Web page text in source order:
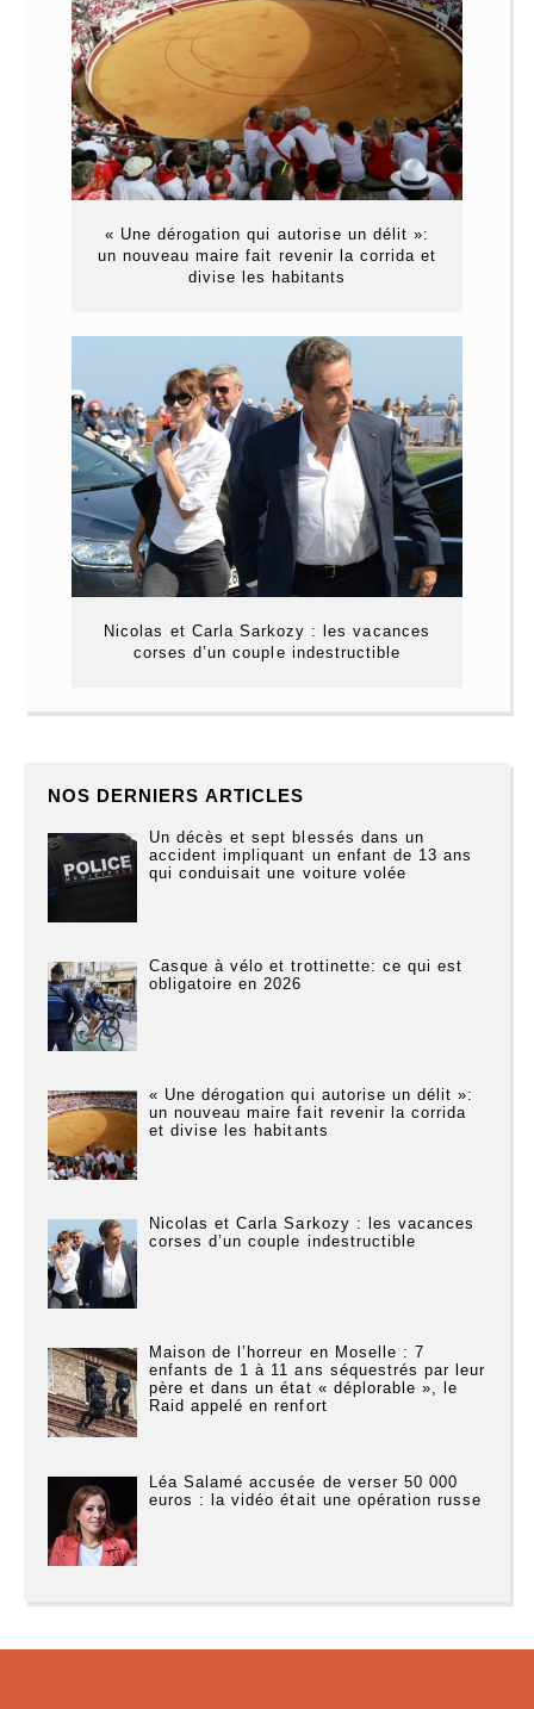
« Une dérogation qui autorise un délit »:
un nouveau maire fait revenir la corrida et
divise les habitants
Nicolas et Carla Sarkozy : les vacances
corses d’un couple indestructible
NOS DERNIERS ARTICLES
Un décès et sept blessés dans un
accident impliquant un enfant de 13 ans
qui conduisait une voiture volée
Casque à vélo et trottinette: ce qui est
obligatoire en 2026
« Une dérogation qui autorise un délit »:
un nouveau maire fait revenir la corrida
et divise les habitants
Nicolas et Carla Sarkozy : les vacances
corses d’un couple indestructible
Maison de l’horreur en Moselle : 7
enfants de 1 à 11 ans séquestrés par leur
père et dans un état « déplorable », le
Raid appelé en renfort
Léa Salamé accusée de verser 50 000
euros : la vidéo était une opération russe